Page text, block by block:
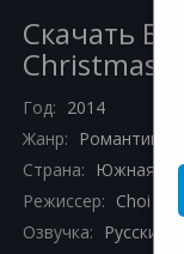
Скачать
Christmas?
Год: 2014
Жанр:
Романтика
Страна:
Южная
Режиссер: Choi
Озвучка:
Русские